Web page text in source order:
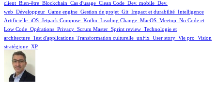
client _Bien-être _Blockchain _Cas d'usage _Clean Code _Dev. mobile _Dev.
web _Développeur _Game engine _Gestion de projet _Git _Impact et durabilité _Intelligence
Artificielle _iOS _Jetpack Compose _Kotlin _Leading Change _MacOS _Meetup _No Code et
Low Code _Opérations _Privacy _Scrum Master _Sprint review _Technologie et
architecture _Test d'applications _Transformation culturelle _unFix _User story _Vie pro _Vision
stratégique _XP